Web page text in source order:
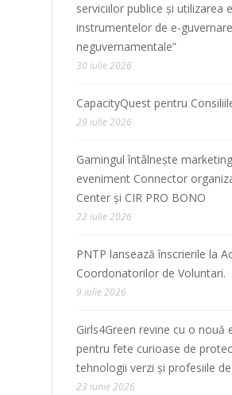
serviciilor publice și utilizarea
instrumentelor de e-
neguvernamentale”
30 iulie 2026
CapacityQuest pentru
29 iulie 2026
Gamingul întâlnește
eveniment Connector
Center și CIR PRO BONO
22 iulie 2026
PNTP lansează înscrierile la
Coordonatorilor de Voluntari.
9 iulie 2026
Girls4Green revine cu o nouă
pentru fete curioase de
tehnologii verzi și profesiile
23 iunie 2026